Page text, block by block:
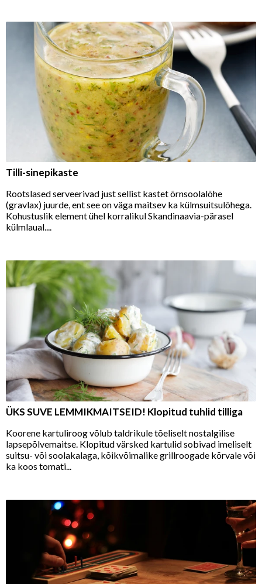
Tilli-sinepikaste
Rootslased serveerivad just sellist kastet õrnsoolalõhe
(gravlax) juurde, ent see on väga maitsev ka külmsuitsulõhega.
Kohustuslik element ühel korralikul Skandinaavia-pärasel
külmlaual....
ÜKS SUVE LEMMIKMAITSEID! Klopitud tuhlid tilliga
Koorene kartuliroog võlub taldrikule tõeliselt nostalgilise
lapsepõlvemaitse. Klopitud värsked kartulid sobivad imeliselt
suitsu- või soolakalaga, kõikvõimalike grillroogade kõrvale või
ka koos tomati...